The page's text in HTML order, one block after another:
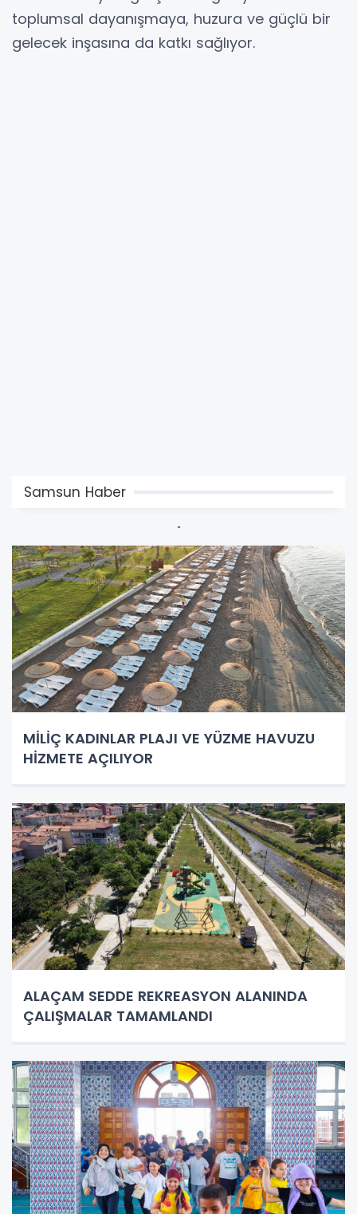
toplumsal dayanışmaya, huzura ve güçlü bir
gelecek inşasına da katkı sağlıyor.
Samsun Haber
MİLİÇ KADINLAR PLAJI VE YÜZME HAVUZU
HİZMETE AÇILIYOR
ALAÇAM SEDDE REKREASYON ALANINDA
ÇALIŞMALAR TAMAMLANDI